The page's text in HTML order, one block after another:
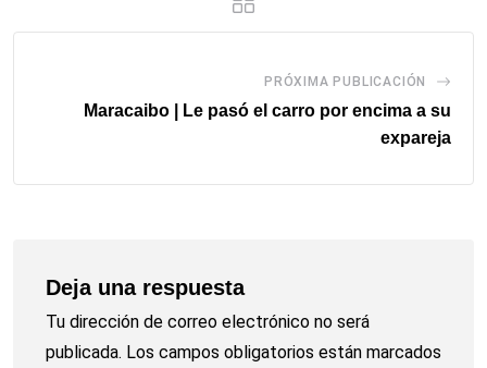
PRÓXIMA PUBLICACIÓN
Maracaibo | Le pasó el carro por encima a su
expareja
Deja una respuesta
Tu dirección de correo electrónico no será
publicada. Los campos obligatorios están marcados